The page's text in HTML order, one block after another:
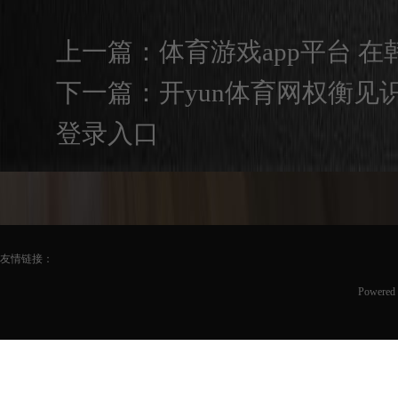
上一篇： 体育游戏app平台 在
下一篇： 开yun体育网权衡见
登录入口
友情链接：